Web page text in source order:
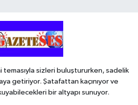
sizleri buluştururken, sadelik
getiriyor. Şatafattan kaçınıyor ve
bir altyapı sunuyor.